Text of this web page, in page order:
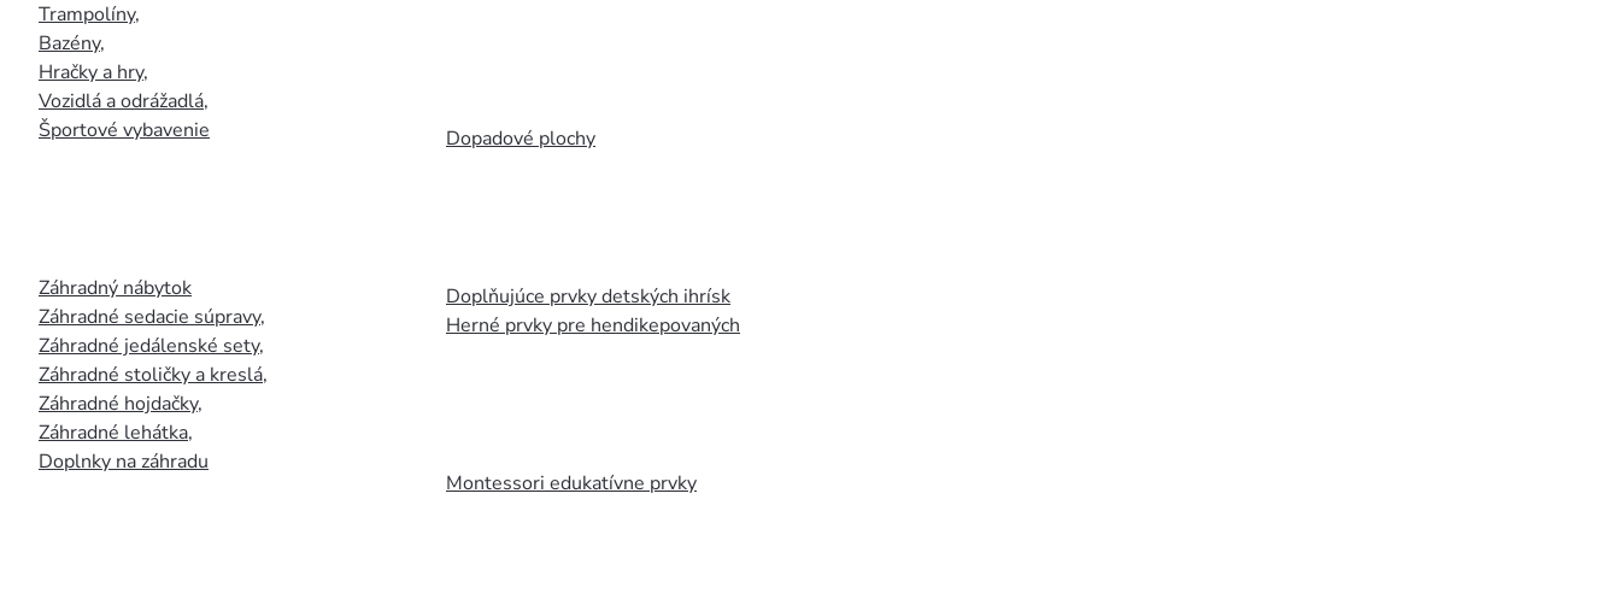
Trampolíny,
Bazény,
Hračky a hry,
Vozidlá a odrážadlá,
Športové vybavenie
Záhradný nábytok
Záhradné sedacie súpravy,
Záhradné jedálenské sety,
Záhradné stoličky a kreslá,
Záhradné hojdačky,
Záhradné lehátka,
Doplnky na záhradu
Dopadové plochy
Doplňujúce prvky detských ihrísk
Herné prvky pre hendikepovaných
Montessori edukatívne prvky